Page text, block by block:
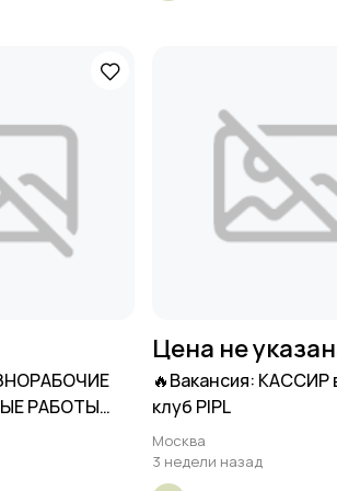
РАБОТЫ
Цена не
🔥Вакансия: КАССИР
клуб PIPL
Москва
3 недели назад